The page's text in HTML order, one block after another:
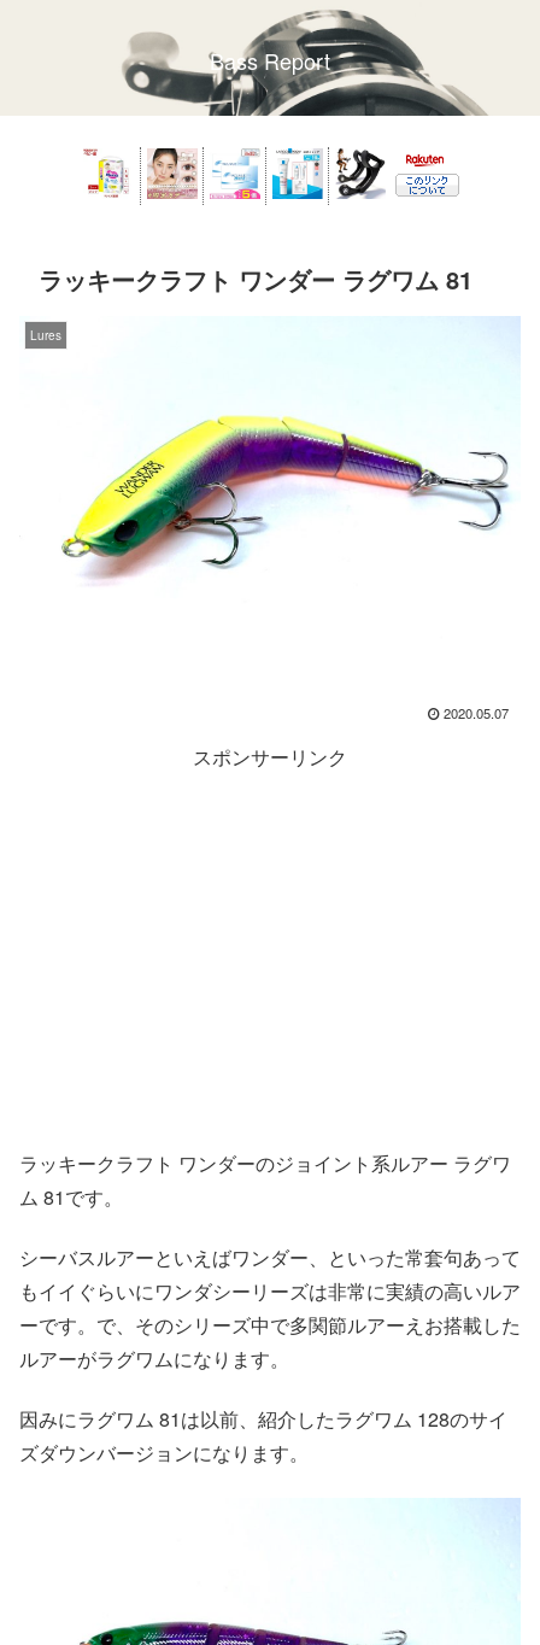
Bass Report
ラッキークラフト ワンダー ラグワム 81
Lures
2020.05.07
スポンサーリンク
ラッキークラフト ワンダーのジョイント系ルアー ラグワ
ム 81です。
シーバスルアーといえばワンダー、といった常套句あって
もイイぐらいにワンダシーリーズは非常に実績の高いルア
ーです。で、そのシリーズ中で多関節ルアーえお搭載した
ルアーがラグワムになります。
因みにラグワム 81は以前、紹介したラグワム 128のサイ
ズダウンバージョンになります。